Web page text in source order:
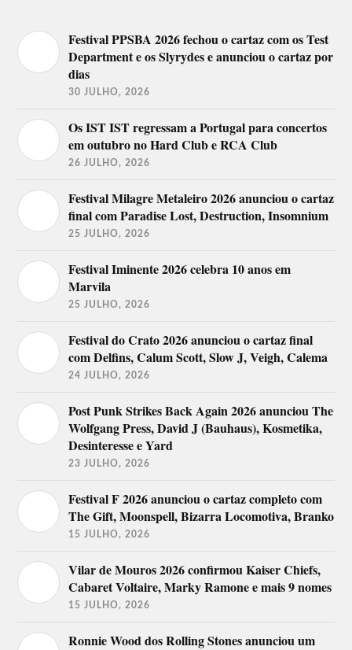
Festival PPSBA 2026 fechou o cartaz com os Test
Department e os Slyrydes e anunciou o cartaz por
dias
30 JULHO, 2026
Os IST IST regressam a Portugal para concertos
em outubro no Hard Club e RCA Club
26 JULHO, 2026
Festival Milagre Metaleiro 2026 anunciou o cartaz
final com Paradise Lost, Destruction, Insomnium
25 JULHO, 2026
Festival Iminente 2026 celebra 10 anos em
Marvila
25 JULHO, 2026
Festival do Crato 2026 anunciou o cartaz final
com Delfins, Calum Scott, Slow J, Veigh, Calema
24 JULHO, 2026
Post Punk Strikes Back Again 2026 anunciou The
Wolfgang Press, David J (Bauhaus), Kosmetika,
Desinteresse e Yard
23 JULHO, 2026
Festival F 2026 anunciou o cartaz completo com
The Gift, Moonspell, Bizarra Locomotiva, Branko
15 JULHO, 2026
Vilar de Mouros 2026 confirmou Kaiser Chiefs,
Cabaret Voltaire, Marky Ramone e mais 9 nomes
15 JULHO, 2026
Ronnie Wood dos Rolling Stones anunciou um